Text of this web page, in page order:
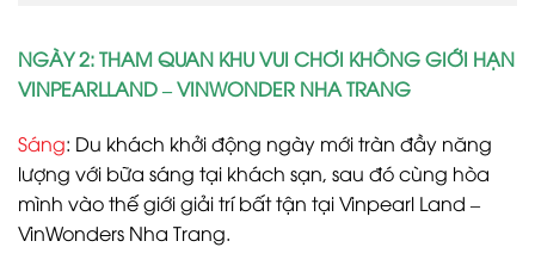
NGÀY 2: THAM QUAN KHU VUI CHƠI KHÔNG GIỚI HẠN
VINPEARLLAND – VINWONDER NHA TRANG
Sáng: Du khách khởi động ngày mới tràn đầy năng
lượng với bữa sáng tại khách sạn, sau đó cùng hòa
mình vào thế giới giải trí bất tận tại Vinpearl Land –
VinWonders Nha Trang.